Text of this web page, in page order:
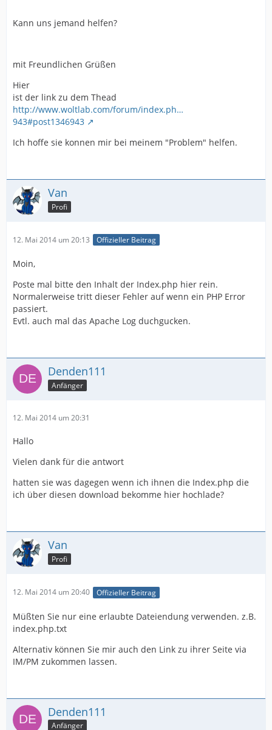
Kann uns jemand helfen?
mit Freundlichen Grüßen
Hier
ist der link zu dem Thead
http://www.woltlab.com/forum/index.ph…
943#post1346943
Ich hoffe sie konnen mir bei meinem "Problem" helfen.
Van
Profi
12. Mai 2014 um 20:13 Offizieller Beitrag
Moin,
Poste mal bitte den Inhalt der Index.php hier rein.
Normalerweise tritt dieser Fehler auf wenn ein PHP Error
passiert.
Evtl. auch mal das Apache Log duchgucken.
Denden111
Anfänger
12. Mai 2014 um 20:31
Hallo
Vielen dank für die antwort
hatten sie was dagegen wenn ich ihnen die Index.php die
ich über diesen download bekomme hier hochlade?
Van
Profi
12. Mai 2014 um 20:40 Offizieller Beitrag
Müßten Sie nur eine erlaubte Dateiendung verwenden. z.B.
index.php.txt
Alternativ können Sie mir auch den Link zu ihrer Seite via
IM/PM zukommen lassen.
Denden111
Anfänger